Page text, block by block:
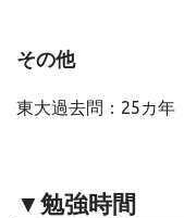
その他
東大過去問：25カ年
▼勉強時間